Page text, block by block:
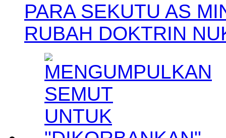
PARA SEKUTU AS
RUBAH DOKTRIN